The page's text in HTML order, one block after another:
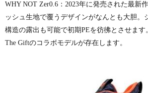
WHY NOT Zer0.6 ： 2023年に発売された最新
ッシュ生地で覆うデザインがなんとも大胆。
構造の露出も可能で初期PEを彷彿とさせます
The Giftのコラボモデルが存在します。